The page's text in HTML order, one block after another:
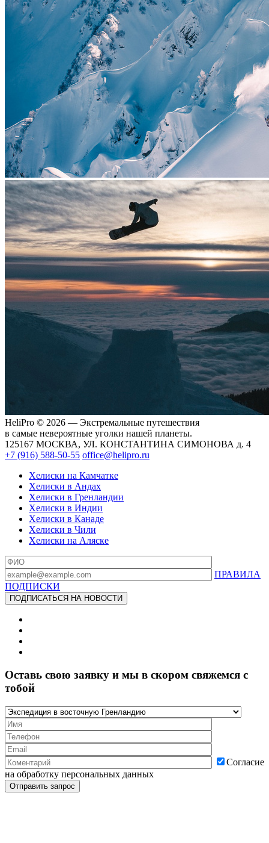
HeliPro © 2026 — Экстремальные путешествия
в самые невероятные уголки нашей планеты.
125167 МОСКВА, УЛ. КОНСТАНТИНА СИМОНОВА д. 4
+7 (916) 588-50-55 office@helipro.ru
Хелиски на Камчатке
Хелиски в Андах
Хелиски в Гренландии
Хелиски в Индии
Хелиски в Канаде
Хелиски в Чили
Хелиски на Аляске
ПРАВИЛА
ПОДПИСКИ
Оставь свою заявку и мы в скором свяжемся с
тобой
Согласие
на обработку персональных данных